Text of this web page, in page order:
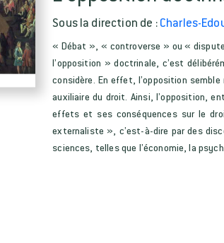
Sous la direction de :Charles-
« Débat », « controverse » ou «
l’opposition » doctrinale, c’est
considère. En effet, l’opposition
auxiliaire du droit. Ainsi, l’opposition,
effets et ses conséquences sur le
externaliste », c’est-à-dire par des
sciences, telles que l’économie, la